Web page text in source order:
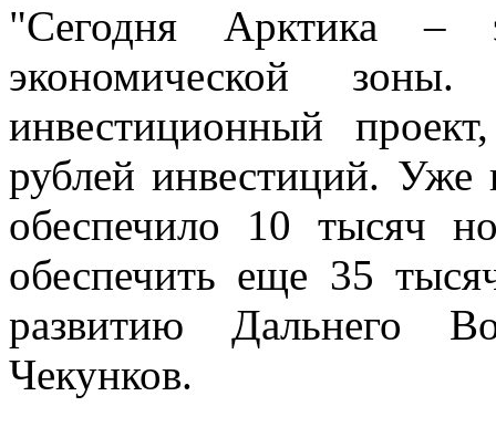
"Сегодня Арктика
экономической
инвестиционный
рублей инвестиций.
обеспечило 10 тысяч
обеспечить еще 35
развитию Дальнего
Чекунков.